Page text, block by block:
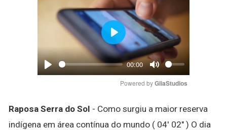
Play
00:00
Mute
Play
Powered by GliaStudios
Raposa Serra do Sol - Como surgiu a maior reserva
indígena em área contínua do mundo ( 04' 02" ) O dia